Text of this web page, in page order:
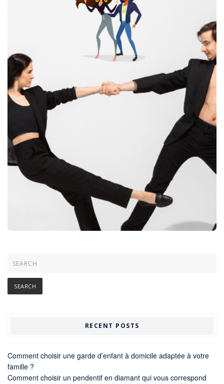
RECENT POSTS
Comment choisir une garde d’enfant à domicile adaptée à votre
famille ?
Comment choisir un pendentif en diamant qui vous correspond